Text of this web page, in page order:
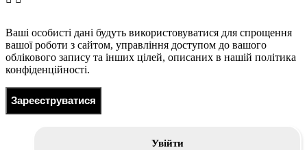
Ваші особисті дані будуть використовуватися для спрощення
вашої роботи з сайтом, управління доступом до вашого
облікового запису та інших цілей, описаних в нашій політика
конфіденційності.
Зареєструватися
Увійти